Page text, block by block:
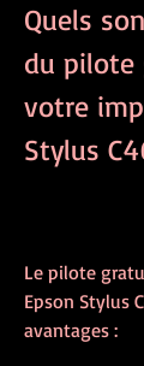
Quels
du
votre
Stylus
Le pilote
Epson Stylus
avantages :